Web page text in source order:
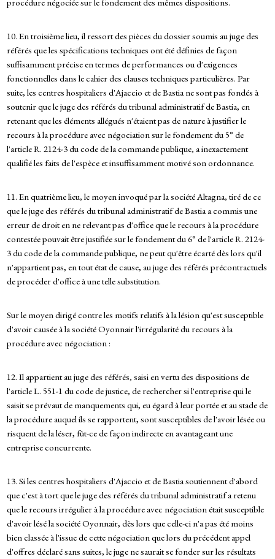
10. En troisième lieu, il ressort des pièces du dossier soumis au juge des
référés que les spécifications techniques ont été définies de façon
suffisamment précise en termes de performances ou d'exigences
fonctionnelles dans le cahier des clauses techniques particulières. Par
suite, les centres hospitaliers d'Ajaccio et de Bastia ne sont pas fondés à
soutenir que le juge des référés du tribunal administratif de Bastia, en
retenant que les éléments allégués n'étaient pas de nature à justifier le
recours à la procédure avec négociation sur le fondement du 5° de
l'article R. 2124-3 du code de la commande publique, a inexactement
qualifié les faits de l'espèce et insuffisamment motivé son ordonnance.
11. En quatrième lieu, le moyen invoqué par la société Altagna, tiré de ce
que le juge des référés du tribunal administratif de Bastia a commis une
erreur de droit en ne relevant pas d'office que le recours à la procédure
contestée pouvait être justifiée sur le fondement du 6° de l'article R. 2124-
3 du code de la commande publique, ne peut qu'être écarté dès lors qu'il
n'appartient pas, en tout état de cause, au juge des référés précontractuels
de procéder d'office à une telle substitution.
Sur le moyen dirigé contre les motifs relatifs à la lésion qu'est susceptible
d'avoir causée à la société Oyonnair l'irrégularité du recours à la
procédure avec négociation :
12. Il appartient au juge des référés, saisi en vertu des dispositions de
l'article L. 551-1 du code de justice, de rechercher si l'entreprise qui le
saisit se prévaut de manquements qui, eu égard à leur portée et au stade de
la procédure auquel ils se rapportent, sont susceptibles de l'avoir lésée ou
risquent de la léser, fût-ce de façon indirecte en avantageant une
entreprise concurrente.
13. Si les centres hospitaliers d'Ajaccio et de Bastia soutiennent d'abord
que c'est à tort que le juge des référés du tribunal administratif a retenu
que le recours irrégulier à la procédure avec négociation était susceptible
d'avoir lésé la société Oyonnair, dès lors que celle-ci n'a pas été moins
bien classée à l'issue de cette négociation que lors du précédent appel
d'offres déclaré sans suites, le juge ne saurait se fonder sur les résultats